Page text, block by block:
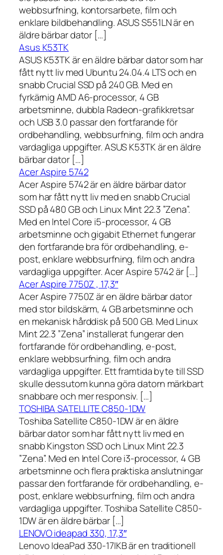
webbsurfning, kontorsarbete, film och
enklare bildbehandling. ASUS S551LN är en
äldre bärbar dator […]
Asus K53TK
ASUS K53TK är en äldre bärbar dator som har
fått nytt liv med Ubuntu 24.04.4 LTS och en
snabb Crucial SSD på 240 GB. Med en
fyrkärnig AMD A6-processor, 4 GB
arbetsminne, dubbla Radeon-grafikkretsar
och USB 3.0 passar den fortfarande för
ordbehandling, webbsurfning, film och andra
vardagliga uppgifter. ASUS K53TK är en äldre
bärbar dator […]
Acer Aspire 5742
Acer Aspire 5742 är en äldre bärbar dator
som har fått nytt liv med en snabb Crucial
SSD på 480 GB och Linux Mint 22.3 ”Zena”.
Med en Intel Core i5-processor, 4 GB
arbetsminne och gigabit Ethernet fungerar
den fortfarande bra för ordbehandling, e-
post, enklare webbsurfning, film och andra
vardagliga uppgifter. Acer Aspire 5742 är […]
Acer Aspire 7750Z , 17,3″
Acer Aspire 7750Z är en äldre bärbar dator
med stor bildskärm, 4 GB arbetsminne och
en mekanisk hårddisk på 500 GB. Med Linux
Mint 22.3 ”Zena” installerat fungerar den
fortfarande för ordbehandling, e-post,
enklare webbsurfning, film och andra
vardagliga uppgifter. Ett framtida byte till SSD
skulle dessutom kunna göra datorn märkbart
snabbare och mer responsiv. […]
TOSHIBA SATELLITE C850-1DW
Toshiba Satellite C850-1DW är en äldre
bärbar dator som har fått nytt liv med en
snabb Kingston SSD och Linux Mint 22.3
”Zena”. Med en Intel Core i3-processor, 4 GB
arbetsminne och flera praktiska anslutningar
passar den fortfarande för ordbehandling, e-
post, enklare webbsurfning, film och andra
vardagliga uppgifter. Toshiba Satellite C850-
1DW är en äldre bärbar […]
LENOVO ideapad 330, 17,3″
Lenovo IdeaPad 330-17IKB är en traditionell